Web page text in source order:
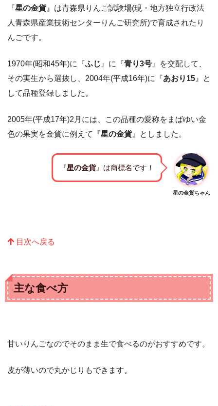
『星の金貨』は青森県りんご試験場(現・地方独立行政法
人青森県産業技術センターりんご研究所)で育成されたり
んごです。
1970年(昭和45年)に『ふじ 』に『青り3号 』を交配して、
その実生から選抜し、2004年(平成16年)に『あおり15 』と
して品種登録しました。
2005年(平成17年)2月には、この品種の愛称をまばゆい金
色の果実を金貨に例えて『星の金貨』としました。
『星の金貨』は商標名です！
星の金貨ちゃん
目次へ戻る
主な食べ方
甘いりんごなのでそのまま生で食べるのがおすすめです。
皮が薄いので丸かじりもできます。